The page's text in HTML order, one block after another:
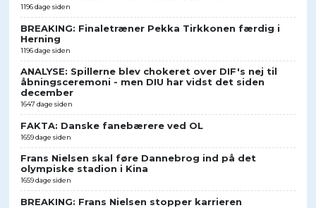
1196 dage siden
BREAKING: Finaletræner Pekka Tirkkonen færdig i
Herning
1196 dage siden
ANALYSE: Spillerne blev chokeret over DIF's nej til
åbningsceremoni - men DIU har vidst det siden
december
1647 dage siden
FAKTA: Danske fanebærere ved OL
1659 dage siden
Frans Nielsen skal føre Dannebrog ind på det
olympiske stadion i Kina
1659 dage siden
BREAKING: Frans Nielsen stopper karrieren